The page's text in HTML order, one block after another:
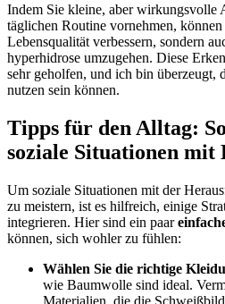
Indem ​Sie kleine, aber‌ wirkungsvolle
täglichen Routine vornehmen,
Lebensqualität ‍verbessern, sondern
hyperhidrose umzugehen. Diese
sehr geholfen, und ich bin überzeugt,
nutzen sein können.
Tipps für den Alltag:
soziale Situationen
Um soziale Situationen mit der
‍zu meistern, ist es hilfreich, ⁤einige
integrieren. Hier ​sind ein paar
können, sich wohler zu fühlen:
Wählen⁤ Sie die richtige
wie Baumwolle sind ideal.
Materialien, die die